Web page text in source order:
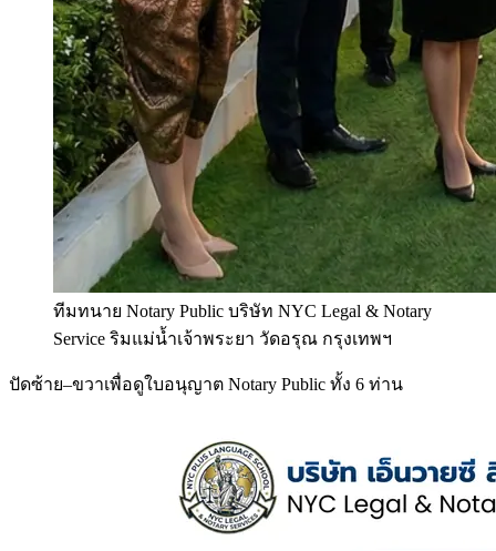
ทีมทนาย Notary Public บริษัท NYC Legal & Notary
Service ริมแม่น้ำเจ้าพระยา วัดอรุณ กรุงเทพฯ
ปัดซ้าย–ขวาเพื่อดูใบอนุญาต Notary Public ทั้ง 6 ท่าน